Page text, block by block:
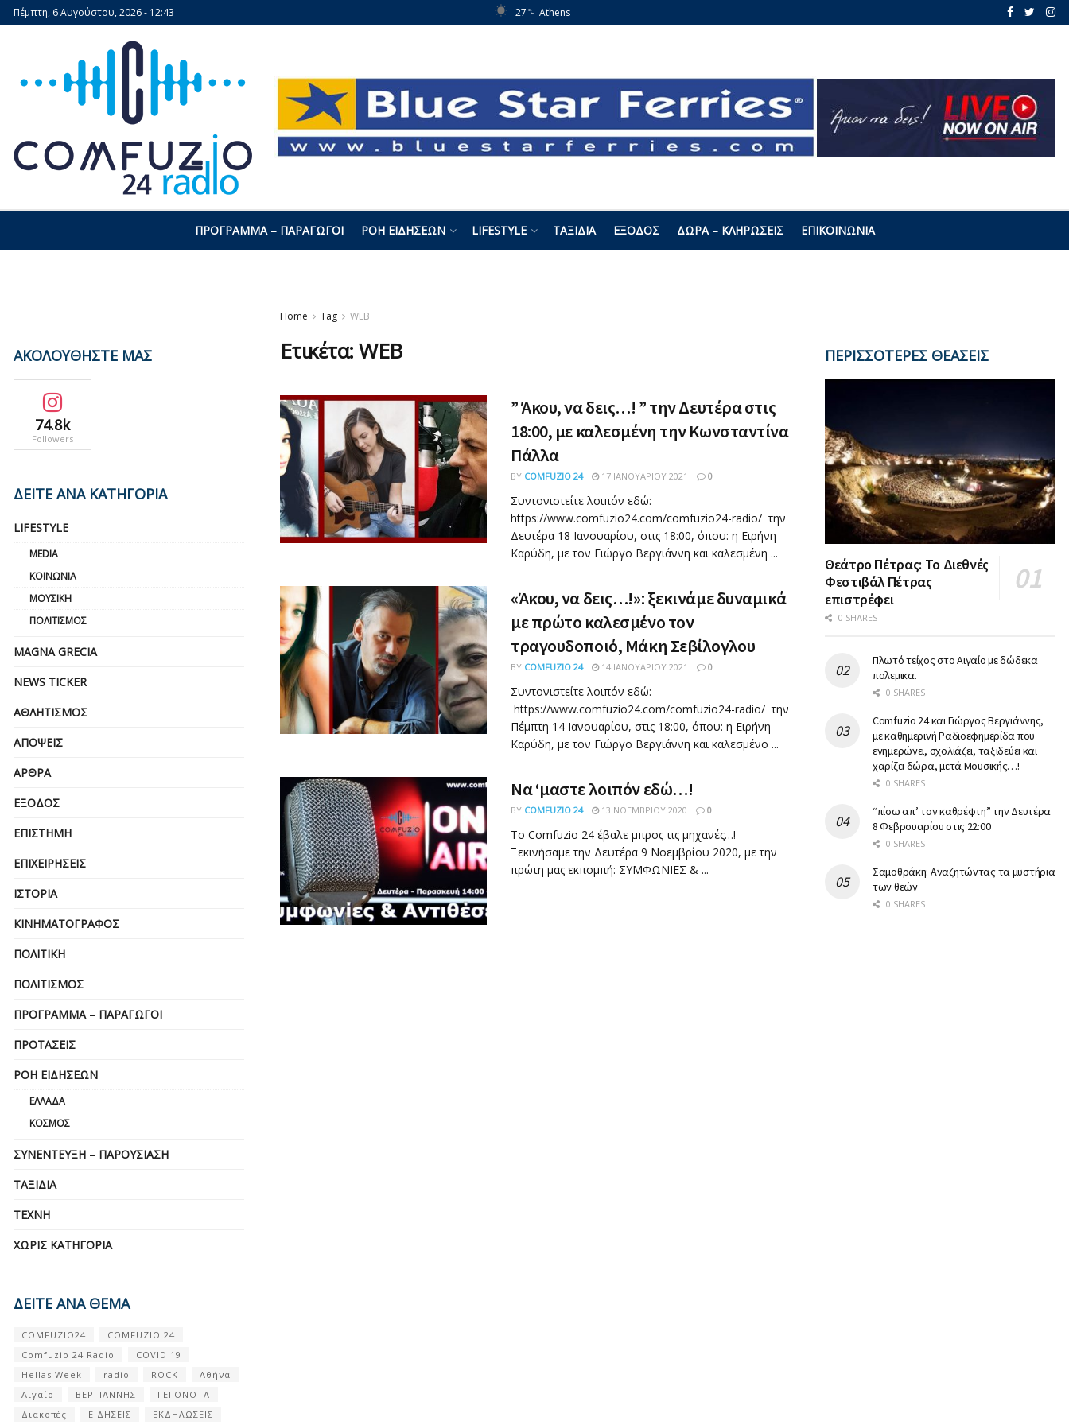
Πέμπτη, 6 Αυγούστου, 2026 - 12:43 27 °C Athens
ΠΡΌΓΡΑΜΜΑ – ΠΑΡΑΓΩΓΟΊ ΡΟΉ ΕΙΔΉΣΕΩΝ LIFESTYLE ΤΑΞΊΔΙΑ ΈΞΟΔΟΣ ΔΏΡΑ – ΚΛΗΡΏΣΕΙΣ ΕΠΙΚΟΙΝΩΝΊΑ
Home Tag WEB
Ετικέτα:WEB
” Άκου, να δεις…! ” την Δευτέρα στις
18:00, με καλεσμένη την Κωνσταντίνα
Πάλλα
BY COMFUZIO 24 17 ΙΑΝΟΥΑΡΊΟΥ 2021 0
Συντονιστείτε λοιπόν εδώ:
https://www.comfuzio24.com/comfuzio24-radio/ την
Δευτέρα 18 Ιανουαρίου, στις 18:00, όπου: η Ειρήνη
Καρύδη, με τον Γιώργο Βεργιάννη και καλεσμένη ...
«Άκου, να δεις…!»: ξεκινάμε δυναμικά
με πρώτο καλεσμένο τον
τραγουδοποιό, Μάκη Σεβίλογλου
BY COMFUZIO 24 14 ΙΑΝΟΥΑΡΊΟΥ 2021 0
Συντονιστείτε λοιπόν εδώ:
https://www.comfuzio24.com/comfuzio24-radio/ την
Πέμπτη 14 Ιανουαρίου, στις 18:00, όπου: η Ειρήνη
Καρύδη, με τον Γιώργο Βεργιάννη και καλεσμένο ...
Να ‘μαστε λοιπόν εδώ…!
BY COMFUZIO 24 13 ΝΟΕΜΒΡΊΟΥ 2020 0
Το Comfuzio 24 έβαλε μπρος τις μηχανές…!
Ξεκινήσαμε την Δευτέρα 9 Νοεμβρίου 2020, με την
πρώτη μας εκπομπή: ΣΥΜΦΩΝΙΕΣ & ...
ΑΚΟΛΟΥΘΗΣΤΕ ΜΑΣ
74.8k
Followers
ΔΕΙΤΕ ΑΝΑ ΚΑΤΗΓΟΡΙΑ
LIFESTYLE
MEDIA
ΚΟΙΝΩΝΊΑ
ΜΟΥΣΙΚΉ
ΠΟΛΙΤΙΣΜΌΣ
MAGNA GRECIA
NEWS TICKER
ΑΘΛΗΤΙΣΜΌΣ
ΑΠΌΨΕΙΣ
ΆΡΘΡΑ
ΈΞΟΔΟΣ
ΕΠΙΣΤΉΜΗ
ΕΠΙΧΕΙΡΗΣΕΙΣ
ΙΣΤΟΡΊΑ
ΚΙΝΗΜΑΤΟΓΡΆΦΟΣ
ΠΟΛΙΤΙΚΉ
ΠΟΛΙΤΙΣΜΌΣ
ΠΡΌΓΡΑΜΜΑ – ΠΑΡΑΓΩΓΟΊ
ΠΡΟΤΆΣΕΙΣ
ΡΟΉ ΕΙΔΉΣΕΩΝ
ΕΛΛΆΔΑ
ΚΌΣΜΟΣ
ΣΥΝΈΝΤΕΥΞΗ – ΠΑΡΟΥΣΊΑΣΗ
ΤΑΞΊΔΙΑ
ΤΈΧΝΗ
ΧΩΡΊΣ ΚΑΤΗΓΟΡΊΑ
ΔΕΙΤΕ ΑΝΑ ΘΕΜΑ
COMFUZIO24
COMFUZIO 24
Comfuzio 24 Radio
COVID 19
Hellas Week
radio ROCK
Αθήνα
Αιγαίο
ΒΕΡΓΙΑΝΝΗΣ
ΓΕΓΟΝΟΤΑ
Διακοπές
ΕΙΔΗΣΕΙΣ
ΕΚΔΗΛΩΣΕΙΣ
ΠΕΡΙΣΣΟΤΕΡΕΣ ΘΕΑΣΕΙΣ
Θεάτρο Πέτρας: Το Διεθνές
Φεστιβάλ Πέτρας
επιστρέφει
0 SHARES
Πλωτό τείχος στο Αιγαίο με δώδεκα
πολεμικα.
0 SHARES
Comfuzio 24 και Γιώργος Βεργιάννης,
με καθημερινή Ραδιοεφημερίδα που
ενημερώνει, σχολιάζει, ταξιδεύει και
χαρίζει δώρα, μετά Μουσικής…!
0 SHARES
“πίσω απ’ τον καθρέφτη” την Δευτέρα
8 Φεβρουαρίου στις 22:00
0 SHARES
Σαμοθράκη: Αναζητώντας τα μυστήρια
των θεών
0 SHARES